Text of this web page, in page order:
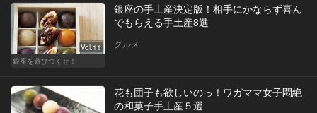
Vol.11
銀座を遊びつくせ！
銀座の手土産決定版！相手にかならず喜ん
でもらえる手土産8選
グルメ
花も団子も欲しいのっ！ワガママ女子悶絶
の和菓子手土産５選